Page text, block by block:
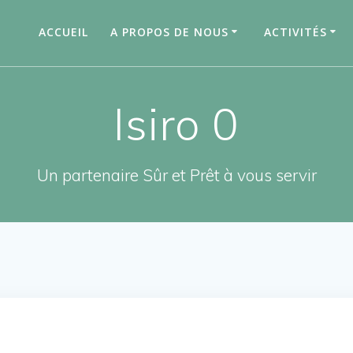
ACCUEIL A PROPOS DE NOUS ACTIVITÉS
Isiro 0
Un partenaire Sûr et Prêt à vous servir